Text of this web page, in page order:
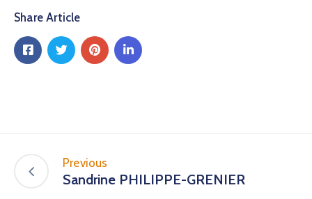
Share Article
Previous
Sandrine PHILIPPE-GRENIER